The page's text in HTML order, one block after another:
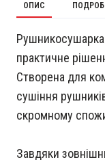
ОПИС
практичне
Створена для
сушіння
скромному
Завдяки